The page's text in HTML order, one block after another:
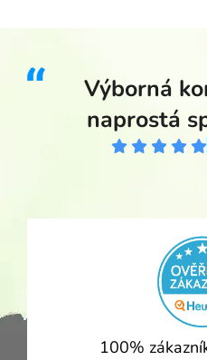
Výborná
naprostá
100%